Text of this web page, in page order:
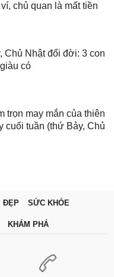
chủ quan là mất tiền
Chủ Nhật đổi đời: 3 con
có
trọn may mắn của thiên
cuối tuần (thứ Bảy, Chủ
ĐẸP SỨC KHỎE
KHÁM PHÁ